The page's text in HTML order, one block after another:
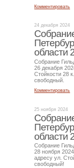
Комментировать
24 декабря 2024
области
Собрание
26 декабря
Стойкости 28
свободный.
Комментировать
25 ноября 2024
области
Собрание
28 ноября
адресу ул.
свободный!